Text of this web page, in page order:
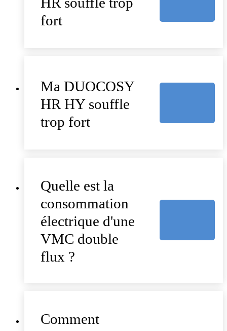
fort
Ma DUOCOSY
HR HY souffle
trop fort
Quelle est la
consommation
électrique d'une
VMC double
flux ?
Comment